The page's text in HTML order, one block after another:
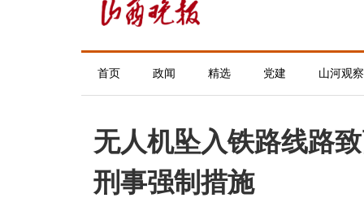
首页 政闻 精选 党建 山河观察
无人机坠入铁路线路
刑事强制措施